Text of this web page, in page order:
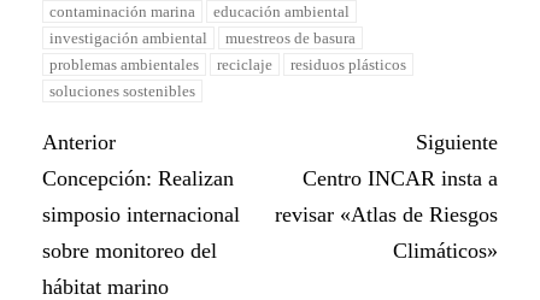
contaminación marina
educación ambiental
investigación ambiental
muestreos de basura
problemas ambientales
reciclaje
residuos plásticos
soluciones sostenibles
Anterior
Concepción: Realizan
simposio internacional
sobre monitoreo del
hábitat marino
Siguiente
Centro INCAR insta a
revisar «Atlas de Riesgos
Climáticos»